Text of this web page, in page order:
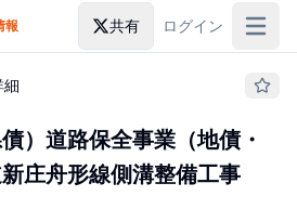
プ
報 共有 ログイン
細
）道路保全事業（地債・
庄舟形線側溝整備工事